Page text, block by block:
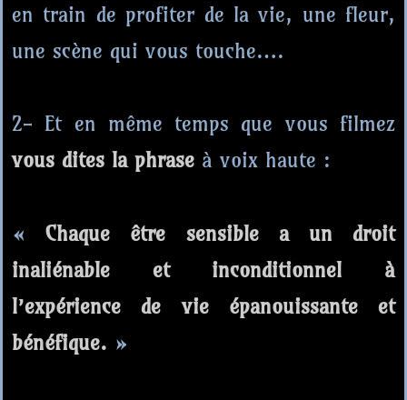
en train de profiter de la vie, une fleur,
une scène qui vous touche….
2- Et en même temps que vous filmez
vous dites la phrase à voix haute :
«Chaque être sensible a un droit
inaliénable et inconditionnel à
l’expérience de vie épanouissante et
bénéfique. »